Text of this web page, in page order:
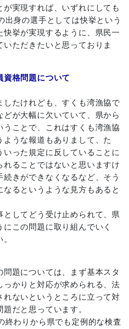
実現すれば、いずれにしても
出身の選手としては快挙という
快挙が実現するように、県民一
ただきたいと思っておりま
資格問題について
たけれども、すくも湾漁協で
が大幅に欠いていて、県から
ことで、これはすくも湾漁協
うな報道もありまして、た
いった規定に反していることに
ることではないと思いますけ
きができなくなるなど、そう
るというような見方もあると
してどう受け止められて、県
この問題に取り組んでいく
題については、まず基本スタ
っかりと対応が求められる、法
れないというところに立って対
だと思っています。
わりから県でも定例的な検査